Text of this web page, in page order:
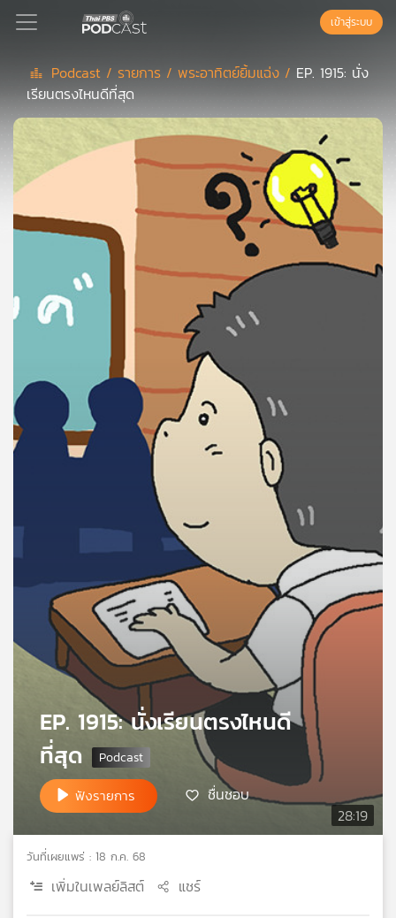
Podcast
สต์
แนะนำ
เพล
ย์
ของ
คุณ
กิจกรรม
ข่าย
วิทยุ
เข้าสู่ระบบ
Podcast / รายการ /พระอาทิตย์ยิ้มแฉ่ง / EP. 1915: นั่ง
เรียนตรงไหนดีที่สุด
28:19
EP. 1915: นั่งเรียนตรงไหนดี
ที่สุด
ฟังรายการ ชื่นชอบ
วันที่เผยแพร่ : 18 ก.ค. 68
เพิ่มในเพลย์ลิสต์ แชร์